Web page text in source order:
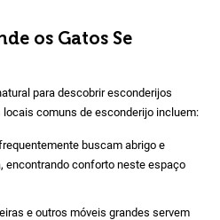
os Gatos Se
para descobrir esconderijos
comuns de esconderijo incluem:
buscam abrigo e
encontrando conforto neste espaço
e outros móveis grandes servem